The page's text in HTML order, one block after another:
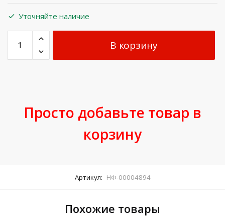
Уточняйте наличие
В корзину
Просто добавьте товар в
корзину
Артикул: НФ-00004894
Похожие товары